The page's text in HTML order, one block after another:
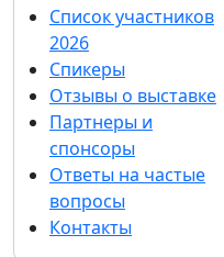
Список участников
2026
Спикеры
Отзывы о выставке
Партнеры и
спонсоры
Ответы на частые
вопросы
Контакты